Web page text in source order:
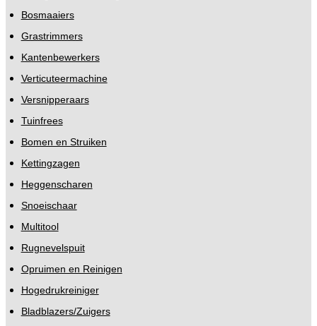
Bosmaaiers
Grastrimmers
Kantenbewerkers
Verticuteermachine
Versnipperaars
Tuinfrees
Bomen en Struiken
Kettingzagen
Heggenscharen
Snoeischaar
Multitool
Rugnevelspuit
Opruimen en Reinigen
Hogedrukreiniger
Bladblazers/Zuigers